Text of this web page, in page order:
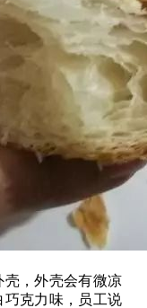
，外壳会有微凉
巧克力味，员工说